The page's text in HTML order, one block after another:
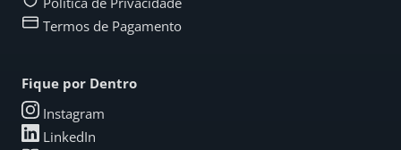
Termos de Pagamento
Fique por Dentro
Instagram
LinkedIn